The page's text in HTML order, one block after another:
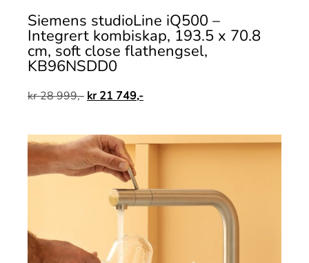
Siemens studioLine iQ500 –
Integrert kombiskap, 193.5 x 70.8
cm, soft close flathengsel,
KB96NSDD0
kr28 999,- kr21 749,-